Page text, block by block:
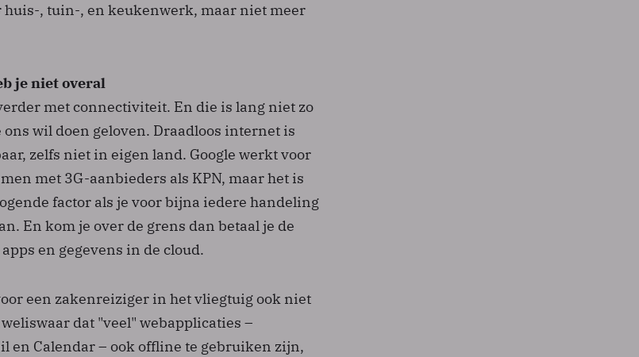
huis-, tuin-, en keukenwerk, maar niet meer
je niet overal
met connectiviteit. En die is lang niet zo
wil doen geloven. Draadloos internet is
zelfs niet in eigen land. Google werkt voor
met 3G-aanbieders als KPN, maar het is
factor als je voor bijna iedere handeling
En kom je over de grens dan betaal je de
en gegevens in de cloud.
een zakenreiziger in het vliegtuig ook niet
dat "veel" webapplicaties –
en Calendar – ook offline te gebruiken zijn,